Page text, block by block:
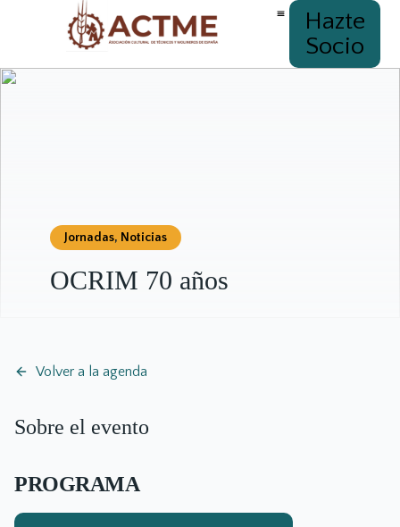
Hazte
Socio
Jornadas, Noticias
OCRIM 70 años
Volver a la agenda
Sobre el evento
PROGRAMA